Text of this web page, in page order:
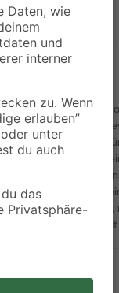
mit den Jangal
Wände und sorgt
sieht nicht nur
luftreinigenden
individuell an
einen
auf dich wirken –